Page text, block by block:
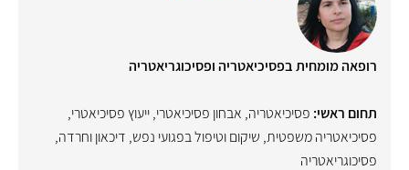
רופאה מומחית בפסיכיאטריה ופסיכוגריאטריה
תחום ראשי: פסיכיאטריה, אבחון פסיכיאטרי,ייעוץ פסיכיאטרי,
פסיכיאטריה משפטית, שיקום וטיפול בפגועי נפש, דיכאון וחרדה,
פסיכוגריאטריה